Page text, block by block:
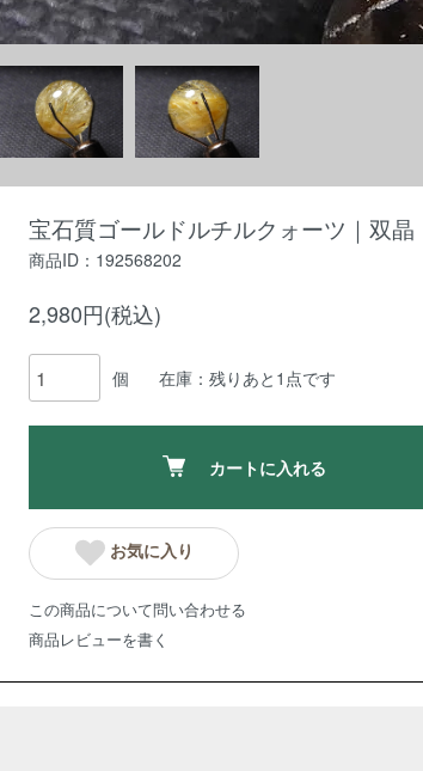
宝石質ゴールドルチルクォーツ｜双
商品ID：192568202
2,980円(税込)
個 在庫：残りあと1点です
カートに入れる
お気に入り
この商品について問い合わせる
商品レビューを書く